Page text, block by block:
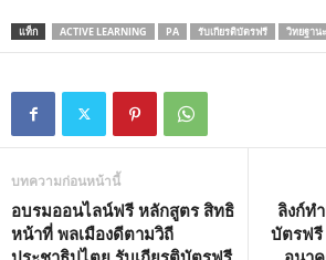
แท็ก ACTIVE LEARNING PA รับเกียรติบัตรฟรี วิทยฐานะ
บทความก่อนหน้านี้
อบรมออนไลน์ฟรี หลักสูตร สิทธิ
หน้าที่ พลเมืองดีตามวิถี
ลิงก์ท
บัตรฟ